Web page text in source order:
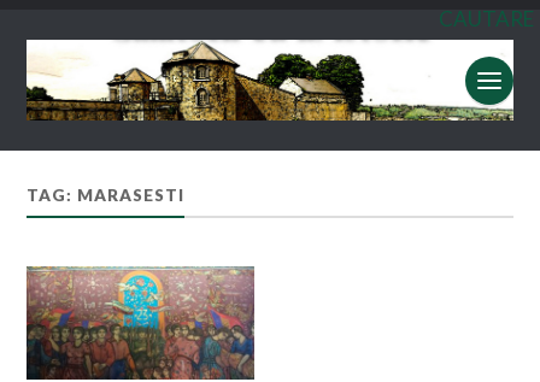
CAUTARE
TAG: MARASESTI